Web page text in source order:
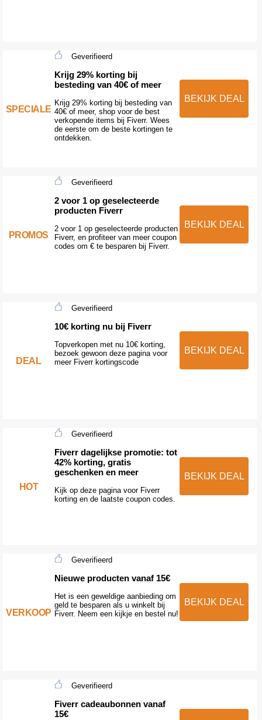
SPECIALE
Geverifieerd
Krijg 29% korting bij
besteding van 40€ of meer
Krijg 29% korting bij besteding van
40€ of meer, shop voor de best
verkopende items bij Fiverr. Wees
de eerste om de beste kortingen te
ontdekken.
BEKIJK DEAL
PROMOS
Geverifieerd
2 voor 1 op geselecteerde
producten Fiverr
2 voor 1 op geselecteerde producten
Fiverr, en profiteer van meer coupon
codes om € te besparen bij Fiverr.
BEKIJK DEAL
DEAL
Geverifieerd
10€ korting nu bij Fiverr
Topverkopen met nu 10€ korting,
bezoek gewoon deze pagina voor
meer Fiverr kortingscode
BEKIJK DEAL
HOT
Geverifieerd
Fiverr dagelijkse promotie: tot
42% korting, gratis
geschenken en meer
Kijk op deze pagina voor Fiverr
korting en de laatste coupon codes.
BEKIJK DEAL
VERKOOP
Geverifieerd
Nieuwe producten vanaf 15€
Het is een geweldige aanbieding om
geld te besparen als u winkelt bij
Fiverr. Neem een kijkje en bestel nu!
BEKIJK DEAL
Geverifieerd
Fiverr cadeaubonnen vanaf
15€